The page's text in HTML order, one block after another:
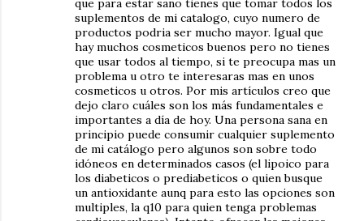
que para estar sano tienes que tomar todos los
suplementos de mi catalogo, cuyo numero de
productos podria ser mucho mayor. Igual que
hay muchos cosmeticos buenos pero no tienes
que usar todos al tiempo, si te preocupa mas un
problema u otro te interesaras mas en unos
cosmeticos u otros. Por mis artículos creo que
dejo claro cuáles son los más fundamentales e
importantes a día de hoy. Una persona sana en
principio puede consumir cualquier suplemento
de mi catálogo pero algunos son sobre todo
idóneos en determinados casos (el lipoico para
los diabeticos o prediabeticos o quien busque
un antioxidante aunq para esto las opciones son
multiples, la q10 para quien tenga problemas